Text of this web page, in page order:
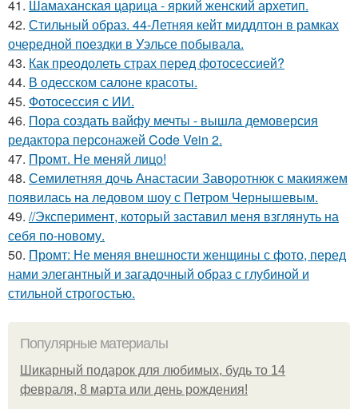
41. Шамаханская царица - яркий женский архетип.
42. Стильный образ. 44-Летняя кейт миддлтон в рамках
очередной поездки в Уэльсе побывала.
43. Как преодолеть страх перед фотосессией?
44. В одесском салоне красоты.
45. Фотосессия с ИИ.
46. Пора создать вайфу мечты - вышла демоверсия
редактора персонажей Code Vein 2.
47. Промт. Не меняй лицо!
48. Семилетняя дочь Анастасии Заворотнюк с макияжем
появилась на ледовом шоу с Петром Чернышевым.
49. //Эксперимент, который заставил меня взглянуть на
себя по-новому.
50. Промт: Не меняя внешности женщины с фото, перед
нами элегантный и загадочный образ с глубиной и
стильной строгостью.
Популярные материалы
Шикарный подарок для любимых, будь то 14
февраля, 8 марта или день рождения!